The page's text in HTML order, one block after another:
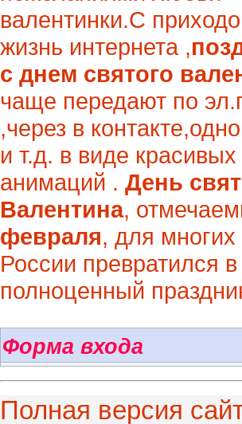
валентинки.С
жизнь интернета ,
с днем святого
чаще передают по
,через в
и т.д. в виде красивых
анимаций . День
Валентина,
февраля, для
России превратился в
полноценный
Форма входа
Полная версия